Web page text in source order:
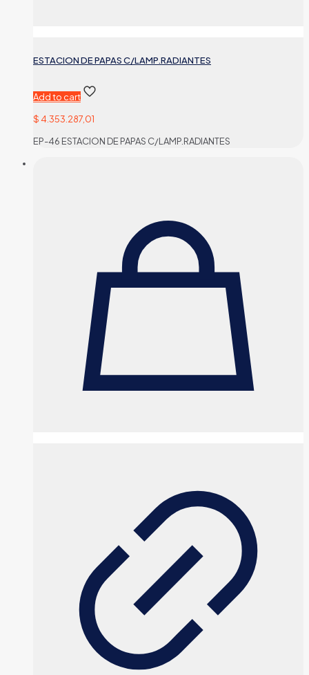
ESTACION DE PAPAS C/LAMP.RADIANTES
Add to cart
$ 4.353.287,01
EP-46 ESTACION DE PAPAS C/LAMP.RADIANTES